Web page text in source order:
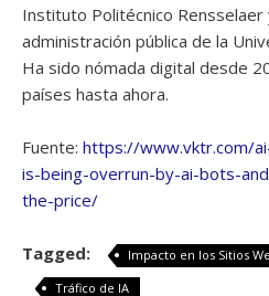
Instituto Politécnico Rensselaer
administración pública de la
Ha sido nómada digital desde
países hasta ahora.
Fuente: https://www.vktr.com/
is-being-overrun-by-ai-bots-
the-price/
Tagged: Impacto en los Sitios
Tráfico de IA